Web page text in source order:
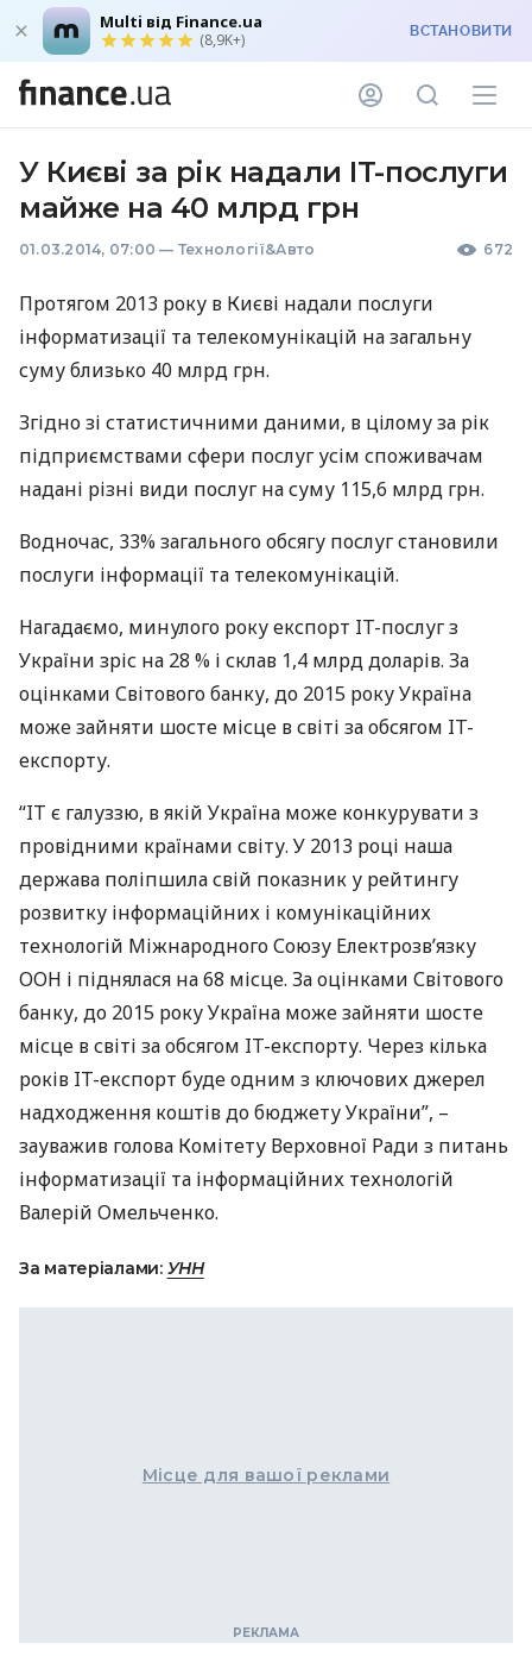
Multi від Finance.ua
(8,9K+) ВСТАНОВИТИ
У Києві за рік надали IT-послуги
майже на 40 млрд грн
01.03.2014, 07:00 — Технології&Авто 672
Протягом 2013 року в Києві надали послуги
інформатизації та телекомунікацій на загальну
суму близько 40 млрд грн.
Згідно зі статистичними даними, в цілому за рік
підприємствами сфери послуг усім споживачам
надані різні види послуг на суму 115,6 млрд грн.
Водночас, 33% загального обсягу послуг становили
послуги інформації та телекомунікацій.
Нагадаємо, минулого року експорт IT-послуг з
України зріс на 28 % і склав 1,4 млрд доларів. За
оцінками Світового банку, до 2015 року Україна
може зайняти шосте місце в світі за обсягом IT-
експорту.
“IT є галуззю, в якій Україна може конкурувати з
провідними країнами світу. У 2013 році наша
держава поліпшила свій показник у рейтингу
розвитку інформаційних і комунікаційних
технологій Міжнародного Союзу Електрозв’язку
ООН і піднялася на 68 місце. За оцінками Світового
банку, до 2015 року Україна може зайняти шосте
місце в світі за обсягом IT-експорту. Через кілька
років IT-експорт буде одним з ключових джерел
надходження коштів до бюджету України”, –
зауважив голова Комітету Верховної Ради з питань
інформатизації та інформаційних технологій
Валерій Омельченко.
За матеріалами: УНН
Місце для вашої реклами